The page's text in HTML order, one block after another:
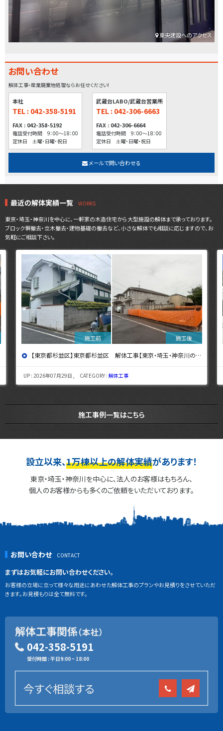
東央建設へのアクセス
お問い合わせ
解体工事・産業廃棄物処理ならお任せください!
本社
TEL : 042-358-5191
FAX : 042-358-5192
電話受付時間 9：00～18：00
定休日 土曜・日曜・祝日
武蔵台LABO/武蔵台営業所
TEL : 042-306-6663
FAX : 042-306-6664
電話受付時間 9：00～18：00
定休日 土曜・日曜・祝日
メールで問い合わせる
最近の解体実績一覧
東京・埼玉・神奈川を中心に、一軒家の木造住宅から大型施設の解体まで承っております。
ブロック塀撤去・立木撤去・建物基礎の撤去など、小さな解体でも相談に応じますので、お
気軽にご相談下さい。
【東京都小金井市】東京都小金井市 解体工事 【東京・埼玉・神奈川の解体工事なら東央建設へ】
UP : 2026年07月27日 , CATEGORY :解体工事
施工事例一覧はこちら
設立以来、1万棟以上の解体実績があります！
東京・埼玉・神奈川を中心に、法人のお客様はもちろん、
個人のお客様からも多くのご依頼をいただいております。
お問い合わせ
まずはお気軽にお問い合わせください。
お客様の立場に立って様々な用途にあわせた解体工事のプランやお見積りをさせていただ
きます。お見積もりは全て無料です。
解体工事関係（本社）
042-358-5191
受付時間 : 平日9:00 ~ 18:00
今すぐ相談する